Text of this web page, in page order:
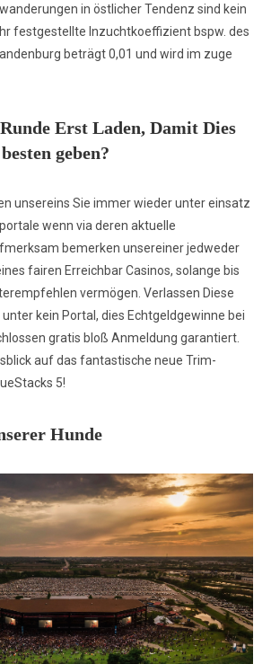
in östlicher Tendenz sind kein
festgestellte Inzuchtkoeffizient bspw. des
beträgt 0,01 und wird im zuge
Erst Laden, Damit Dies
geben?
unsereins Sie immer wieder unter einsatz
wenn via deren aktuelle
bemerken unsereiner jedweder
fairen Erreichbar Casinos, solange bis
vermögen. Verlassen Diese
kein Portal, dies Echtgeldgewinne bei
gratis bloß Anmeldung garantiert.
auf das fantastische neue Trim-
5!
Hunde